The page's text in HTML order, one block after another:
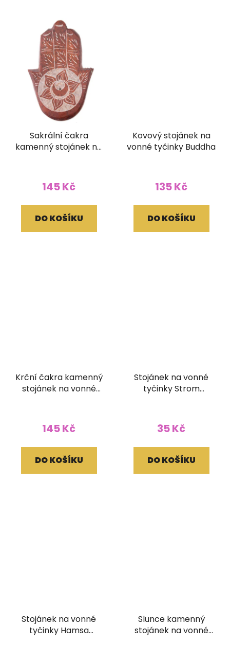
Sakrální čakra
kamenný stojánek na
145 Kč
DO KOŠÍKU
Kovový stojánek na
vonné tyčinky Buddha
135 Kč
DO KOŠÍKU
Krční čakra kamenný
stojánek na vonné
145 Kč
DO KOŠÍKU
Stojánek na vonné
tyčinky Strom
35 Kč
DO KOŠÍKU
Stojánek na vonné
tyčinky Hamsa
Slunce kamenný
stojánek na vonné